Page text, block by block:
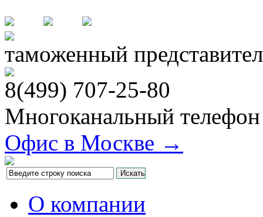
таможенный
8(499) 707-25-80
Многоканальный
Офис в Москве →
О компании